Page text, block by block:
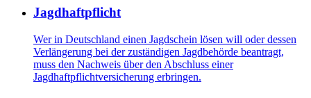
Jagdhaftpflicht
Wer in Deutschland einen Jagdschein lösen will oder dessen
Verlängerung bei der zuständigen Jagdbehörde beantragt,
muss den Nachweis über den Abschluss einer
Jagdhaftpflichtversicherung erbringen.